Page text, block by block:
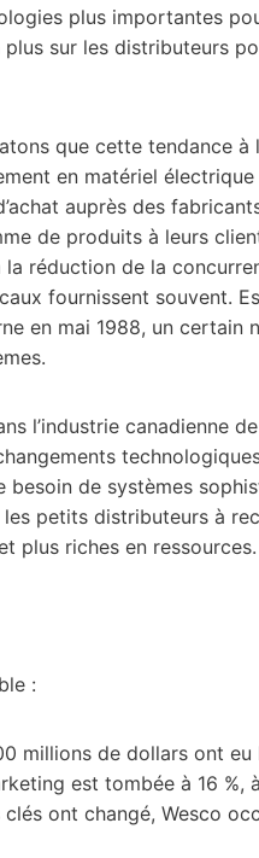
plus importantes
plus sur les distributeurs
que cette tendance
en matériel
auprès des
de produits à leurs
réduction de la
fournissent souvent.
en mai 1988, un certain
l’industrie canadienne
de systèmes
petits distributeurs à
plus riches en ressources.
:
millions de dollars ont eu
est tombée à 16 %,
ont changé, Wesco